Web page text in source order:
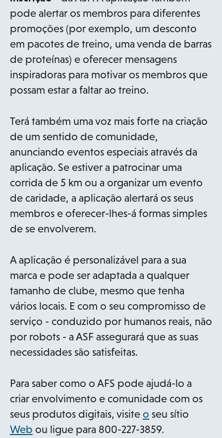
pode alertar os membros para diferentes
promoções (por exemplo, um desconto
em pacotes de treino, uma venda de barras
de proteínas) e oferecer mensagens
inspiradoras para motivar os membros que
possam estar a faltar ao treino.
Terá também uma voz mais forte na criação
de um sentido de comunidade,
anunciando eventos especiais através da
aplicação. Se estiver a patrocinar uma
corrida de 5 km ou a organizar um evento
de caridade, a aplicação alertará os seus
membros e oferecer-lhes-á formas simples
de se envolverem.
A aplicação é personalizável para a sua
marca e pode ser adaptada a qualquer
tamanho de clube, mesmo que tenha
vários locais. E com o seu compromisso de
serviço - conduzido por humanos reais, não
por robots - a ASF assegurará que as suas
necessidades são satisfeitas.
Para saber como o AFS pode ajudá-lo a
criar envolvimento e comunidade com os
seus produtos digitais, visite o o
p
seu sítio
Web o
ou ligue para 800-227-3859.